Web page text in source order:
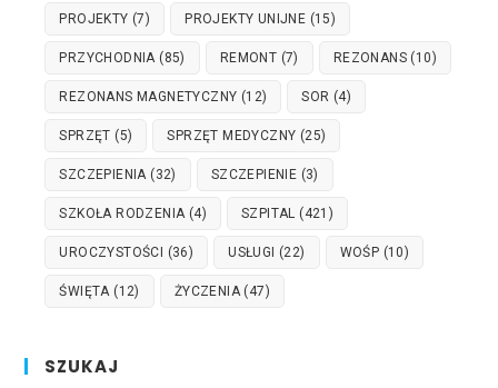
PROJEKTY (7) PROJEKTY UNIJNE (15)
PRZYCHODNIA(85) REMONT (7) REZONANS (10)
REZONANS MAGNETYCZNY (12) SOR (4)
SPRZĘT (5) SPRZĘT MEDYCZNY (25)
SZCZEPIENIA(32) SZCZEPIENIE (3)
SZKOŁA RODZENIA(4) SZPITAL (421)
UROCZYSTOŚCI (36) USŁUGI (22) WOŚP (10)
ŚWIĘTA(12) ŻYCZENIA(47)
SZUKAJ